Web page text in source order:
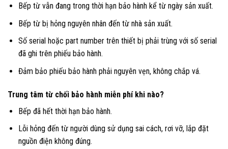
Bếp từ vẫn đang trong thời hạn bảo hành kể từ ngày sản xuất.
Bếp từ bị hỏng nguyên nhân đến từ nhà sản xuất.
Số serial hoặc part number trên thiết bị phải trùng với số serial
đã ghi trên phiếu bảo hành.
Đảm bảo phiếu bảo hành phải nguyên vẹn, không chắp vá.
Trung tâm từ chối bảo hành miễn phí khi nào?
Bếp đã hết thời hạn bảo hành.
Lỗi hỏng đến từ người dùng sử dụng sai cách, rơi vỡ, lắp đặt
nguồn điện không đúng.